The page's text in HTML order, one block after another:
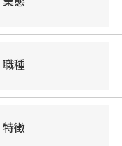
職種
特徴